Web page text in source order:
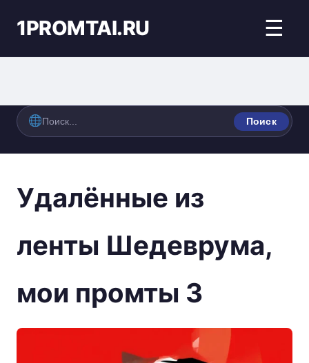
1PROMTAI.RU ☰
Поиск
Удалённые из
ленты Шедеврума,
мои промты 3